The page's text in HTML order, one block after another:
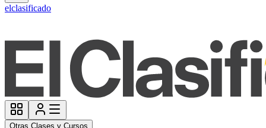
elclasificado
Otras Clases y Cursos